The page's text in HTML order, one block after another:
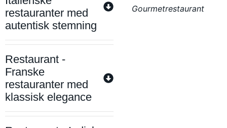
restauranter med
autentisk stemning
Restaurant -
Franske
restauranter med
klassisk elegance
Gourmetrestaurant